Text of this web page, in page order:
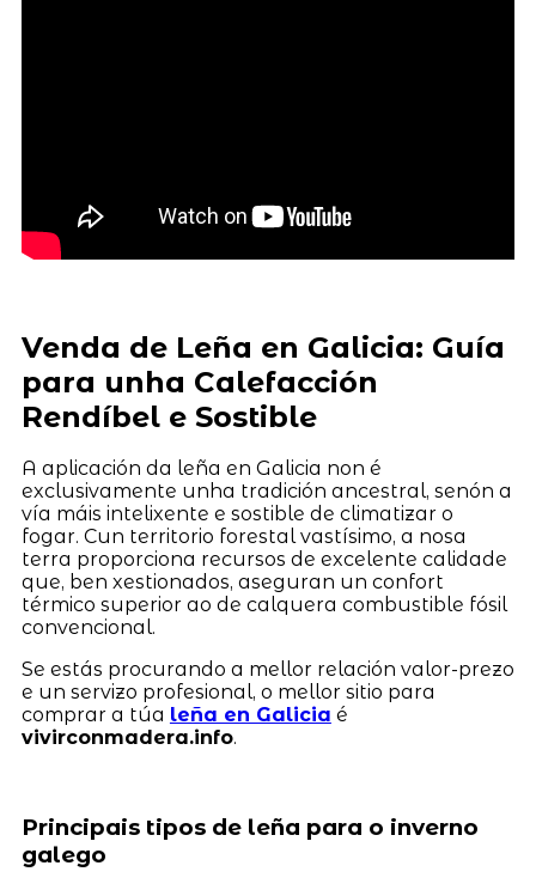
Venda de Leña en Galicia: Guía
para unha Calefacción
Rendíbel e Sostible
A aplicación da leña en Galicia non é
exclusivamente unha tradición ancestral, senón a
vía máis intelixente e sostible de climatizar o
fogar. Cun territorio forestal vastísimo, a nosa
terra proporciona recursos de excelente calidade
que, ben xestionados, aseguran un confort
térmico superior ao de calquera combustible fósil
convencional.
Se estás procurando a mellor relación valor-prezo
e un servizo profesional, o mellor sitio para
comprar a túa leña en Galicia é
vivirconmadera.info.
Principais tipos de leña para o inverno
galego